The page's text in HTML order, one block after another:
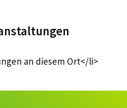
an diesem Ort</li>